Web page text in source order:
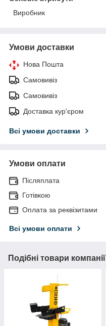
Виробник
Умови доставки
Нова Пошта
Самовивіз
Самовивіз
Доставка кур'єром
Всі умови доставки
Умови оплати
Післяплата
Готівкою
Оплата за реквізитами
Всі умови оплати
Подібні товари компанії